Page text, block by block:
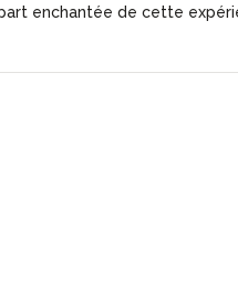
enchantée de cette